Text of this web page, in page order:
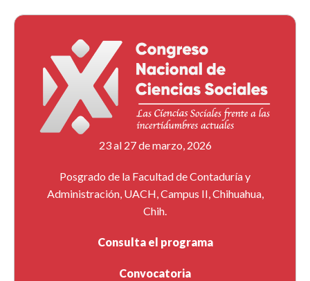
23 al 27 de marzo, 2026
Posgrado de la Facultad de Contaduría y
Administración, UACH, Campus II, Chihuahua,
Chih.
Consulta el programa
Convocatoria